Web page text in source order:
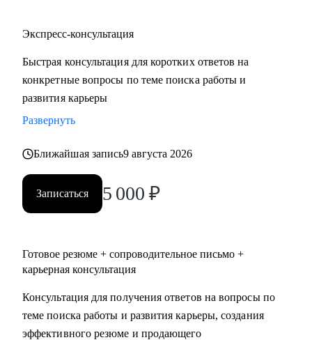
Экспресс-консультация
Быстрая консультация для коротких ответов на
конкретные вопросы по теме поиска работы и
развития карьеры
Развернуть
Ближайшая запись9 августа 2026
Записаться 5 000 ₽
Готовое резюме + сопроводительное письмо +
карьерная консультация
Консультация для получения ответов на вопросы по
теме поиска работы и развития карьеры, создания
эффективного резюме и продающего